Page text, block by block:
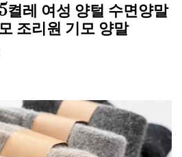
켤레 여성 양털 수면양말
조리원 기모 양말